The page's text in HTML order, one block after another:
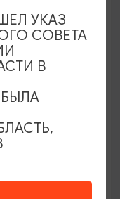
Елены
УКАЗ
СОВЕТА
В